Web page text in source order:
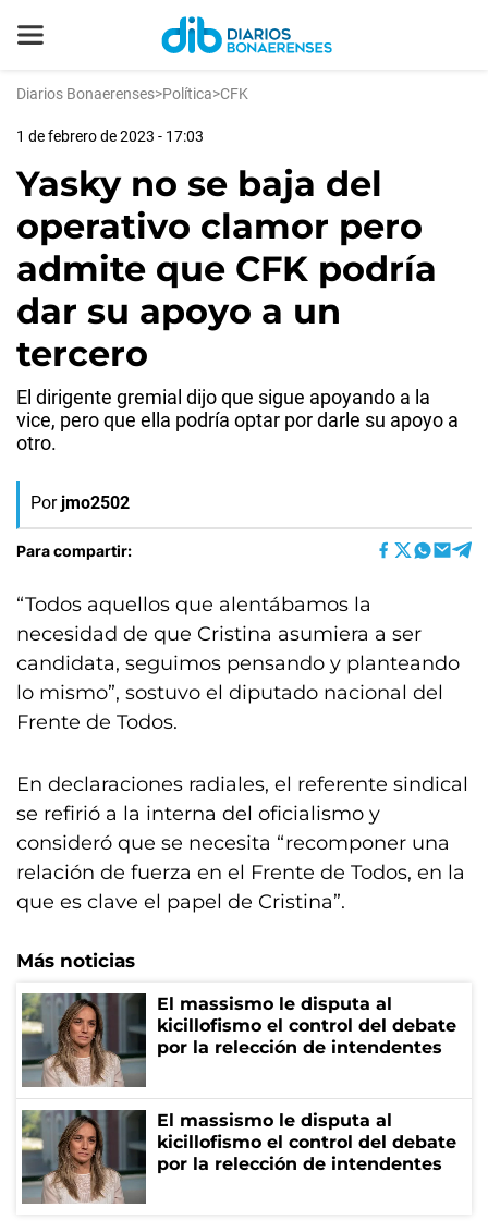
Diarios Bonaerenses>Política>CFK
1 de febrero de 2023 - 17:03
Yasky no se baja del
operativo clamor pero
admite que CFK podría
dar su apoyo a un
tercero
El dirigente gremial dijo que sigue apoyando a la
vice, pero que ella podría optar por darle su apoyo a
otro.
Por jmo2502
Para compartir:
“Todos aquellos que alentábamos la
necesidad de que Cristina asumiera a ser
candidata, seguimos pensando y planteando
lo mismo”, sostuvo el diputado nacional del
Frente de Todos.
En declaraciones radiales, el referente sindical
se refirió a la interna del oficialismo y
consideró que se necesita “recomponer una
relación de fuerza en el Frente de Todos, en la
que es clave el papel de Cristina”.
Más noticias
El massismo le disputa al
kicillofismo el control del debate
por la relección de intendentes
El massismo le disputa al
kicillofismo el control del debate
por la relección de intendentes